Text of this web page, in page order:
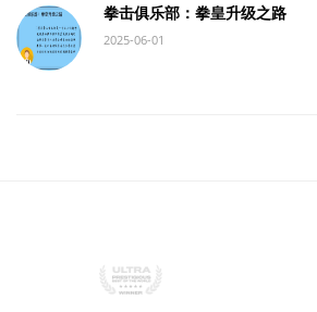
拳击俱乐部：拳皇升级之路
2025-06-01